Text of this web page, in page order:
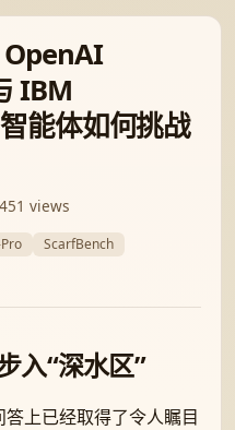
IBM
能体如何挑战
451 views
ScarfBench
入“深水区”
上已经取得了令人瞩目